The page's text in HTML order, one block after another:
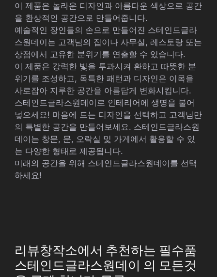
이 제품은 놀라운 디자인과 아름다운 색상으로 공간
을 환상적인 공간으로 만들어줍니다.
예술적인 장인들의 손으로 만들어진 스테인드글라
스원데이는 고객님의 집이나 사무실, 레스토랑 또는
상점에서 고유한 분위기를 연출할 수 있습니다.
이 제품은 강력한 빛을 투과시켜 환하고 따뜻한 분
위기를 조성하고, 독특한 패턴과 디자인은 이목을
사로잡아 지루한 공간을 아름답게 변화시킵니다.
스테인드글라스원데이로 인테리어에 생명을 불어
넣으세요! 마음에 드는 디자인을 선택하고 고객님만
의 특별한 공간을 만들어보세요. 스테인드글라스원
데이는 창문, 문, 오락실 및 가게에서 활용할 수 있
는 다양한 형태로 제공됩니다.
미래의 공간을 위해 스테인드글라스원데이를 선택
하세요!
리뷰창작소에서 추천하는 필수품
스테인드글라스원데이 의 모든것